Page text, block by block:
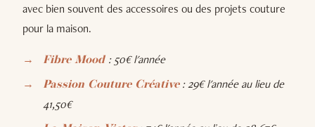
avec bien souvent des accessoires ou des projets couture
pour la maison.
Fibre Mood : 50€ l'année
Passion Couture Créative: 29€ l'année au lieu de
41,50€